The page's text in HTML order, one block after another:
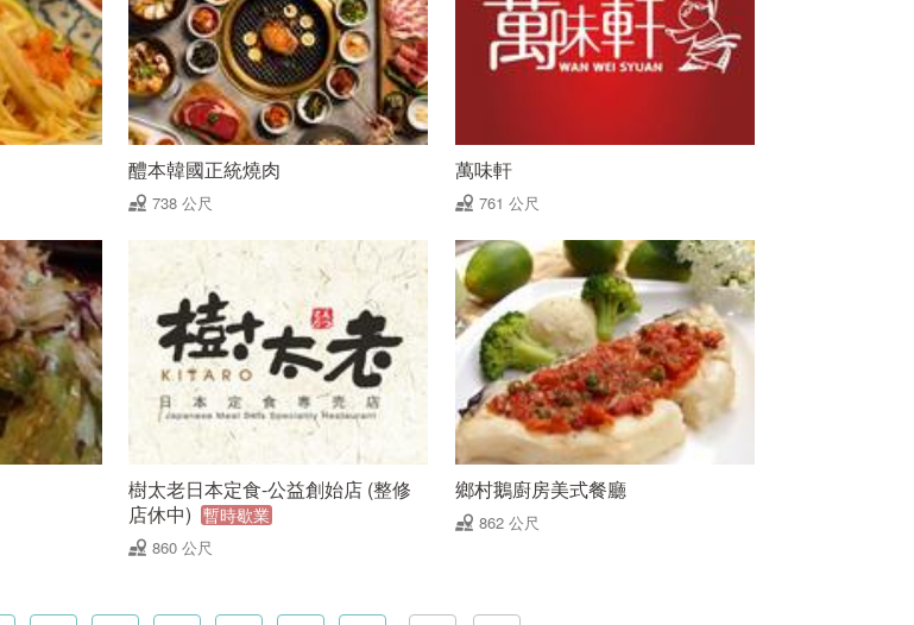
醴本韓國正統燒肉
738 公尺
萬味軒
761 公尺
樹太老日本定食-公益創始店 (整修
店休中) 暫時歇業
860 公尺
鄉村鵝廚房美式餐廳
862 公尺